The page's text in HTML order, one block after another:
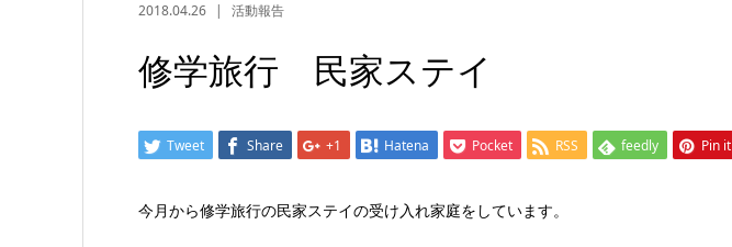
2018.04.26 活動報告
修学旅行 民家ステイ
Tweet Share +1 Hatena Pocket RSS feedly Pin it
今月から修学旅行の民家ステイの受け入れ家庭をしています。